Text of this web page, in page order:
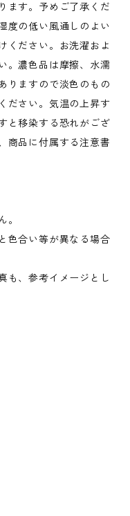
ます。予めご了承くだ
度の低い風通しのよい
ください。お洗濯およ
。濃色品は摩擦、水濡
りますので淡色のもの
ださい。気温の上昇す
と移染する恐れがござ
商品に付属する注意書
。
色合い等が異なる場合
も、参考イメージとし